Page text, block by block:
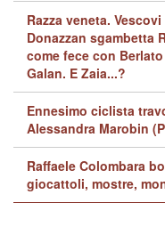
Razza veneta.
Donazzan sgambetta
come fece con
Galan. E Zaia...?
Ennesimo ciclista
Alessandra Marobin
Raffaele Colombara
giocattoli, mostre,